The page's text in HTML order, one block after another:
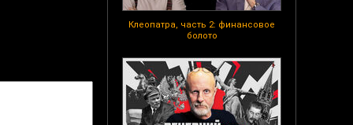
Клеопатра, часть 2: финансовое
болото